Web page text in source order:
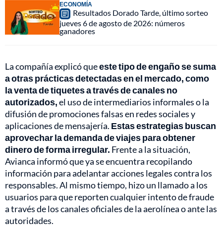
ECONOMÍA
Resultados Dorado Tarde, último sorteo
jueves 6 de agosto de 2026: números
ganadores
La compañía explicó queeste tipo de engaño se suma
a otras prácticas detectadas en el mercado, como
la venta de tiquetes a través de canales no
autorizados,el uso de intermediarios informales o la
difusión de promociones falsas en redes sociales y
aplicaciones de mensajería. Estas estrategias buscan
aprovechar la demanda de viajes para obtener
dinero de forma irregular. Frente a la situación,
Avianca informó que ya se encuentra recopilando
información para adelantar acciones legales contra los
responsables. Al mismo tiempo, hizo un llamado a los
usuarios para que reporten cualquier intento de fraude
a través de los canales oficiales de la aerolínea o ante las
autoridades.